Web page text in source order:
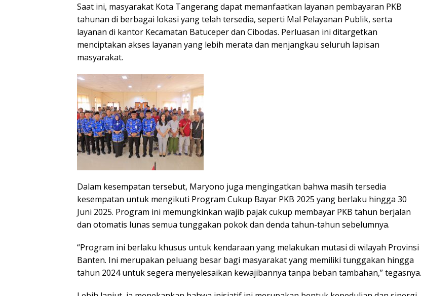
Saat ini, masyarakat Kota Tangerang dapat memanfaatkan layanan pembayaran PKB
tahunan di berbagai lokasi yang telah tersedia, seperti Mal Pelayanan Publik, serta
layanan di kantor Kecamatan Batuceper dan Cibodas. Perluasan ini ditargetkan
menciptakan akses layanan yang lebih merata dan menjangkau seluruh lapisan
masyarakat.
Dalam kesempatan tersebut, Maryono juga mengingatkan bahwa masih tersedia
kesempatan untuk mengikuti Program Cukup Bayar PKB 2025 yang berlaku hingga 30
Juni 2025. Program ini memungkinkan wajib pajak cukup membayar PKB tahun berjalan
dan otomatis lunas semua tunggakan pokok dan denda tahun-tahun sebelumnya.
“Program ini berlaku khusus untuk kendaraan yang melakukan mutasi di wilayah Provinsi
Banten. Ini merupakan peluang besar bagi masyarakat yang memiliki tunggakan hingga
tahun 2024 untuk segera menyelesaikan kewajibannya tanpa beban tambahan,” tegasnya.